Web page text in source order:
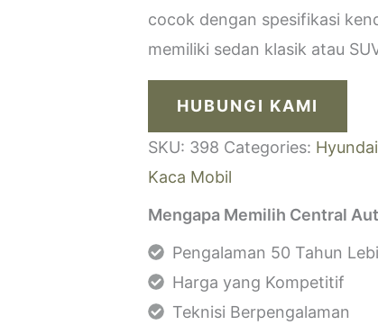
cocok dengan spesifikasi
memiliki sedan klasik atau
HUBUNGI KAMI
SKU: 398 Categories: Hyundai
Kaca Mobil
Mengapa Memilih Central
Pengalaman 50 Tahun
Harga yang Kompetitif
Teknisi Berpengalaman